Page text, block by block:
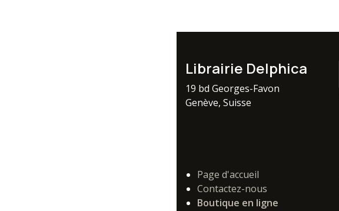
Librairie Delphica
19 bd Georges-Favon
Genève, Suisse
Page d'accueil
Contactez-nous
Boutique en ligne